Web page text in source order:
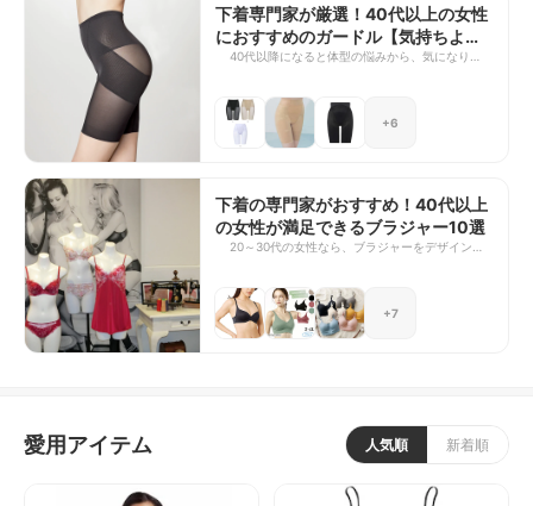
う。 40代になるとヒップダウンを気にしてガー
ドルを履き始める方もいますが、その前にショー
ツも気にしてください。ヒップを包みきれないシ
ョーツではきれいなラインになりません。逆にヒ
は、ガードルの中に履いてほしいショーツもご紹
介します。
下着専門家が厳選！40代以上の女性
におすすめのガードル【気持ちよく
きれいを保てる】
40代以降になると体型の悩みから、気になり始め
んでいいか分からない」…等の理由から、実際に
は履いていない女性が多いようです。 しかし、
体にぴったり合ったガードルを履くと、ヒップア
そこで今回は、窮屈さを感じず履けるものからし
っかりヒップアップするものまで、40代以降の女
性が満足できるガードルを集めました。 それぞ
れ、ヒップラインに段差がつきにくいロングタイ
【ソフト・ミディアム・ハード】に分けていま
す。ガードル初心者の方は【ソフト】タイプから
始めることをおすすめしますが、それぞれの商品
の特長から、ご自身にぴったりのガードルを見つ
+6
下着の専門家がおすすめ！40代以上
の女性が満足できるブラジャー10選
20～30代の女性なら、ブラジャーをデザインと
見つけることができない」という声が多くなりま
す。それは、体型と体質が変わってくるから。
ぴったりした洋服を着たときに脇のブラジャーラ
ってもブラジャーの種類が多く、下着の悩みを持
つ女性が無理なくつけられるブラジャーが分から
ない、という声を聞きます。そこで、インナーウ
ておしゃれな、おすすめの大人向けブラジャー
+7
愛用アイテム 人気順 新着順